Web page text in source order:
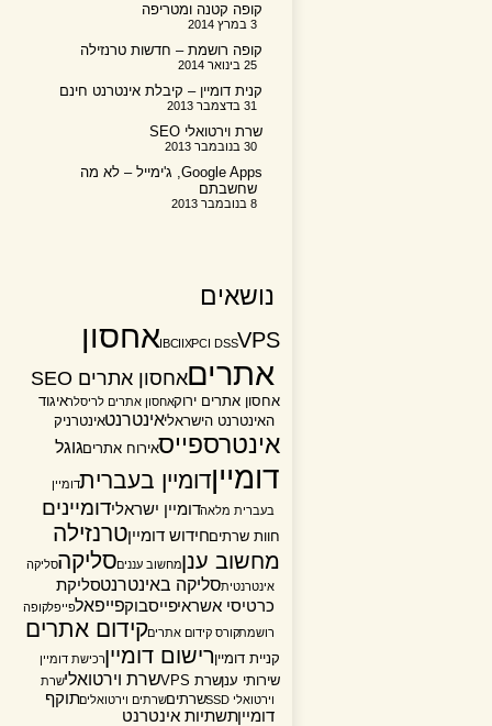
קופה קטנה ומטריפה
קופה רושמת – חדשות טרנזילה
קנית דומיין – קיבלת אינטרנט חינם
שרת וירטואלי SEO
Google Apps, ג'ימייל – לא מה
שחשבתם
נושאים
IBCIIXPCI DSSVPS
אחסון
אתריםאחסון אתרים SEO
אחסון אתרים ירוק אחסון אתרים לריסלראיגוד
האינטרנט הישראליאינטרנטאינטרניק
אינטרספייס אירוח אתריםגוגל
דומייןדומיין בעבריתדומיין
בעברית מלאהדומיין ישראלידומיינים
חוות שרתיםחידוש דומייןטרנזילה
מחשוב ענןמחשוב ענניםסליקהסליקה
אינטרנטיתסליקה באינטרנטסליקת
כרטיסי אשראיפייסבוקפייפאלפייפלקופה
רושמתקורס קידום אתריםקידום אתרים
קניית דומייןרישום דומייןרכישת דומיין
שירותי ענןשרת VPS שרת וירטואלישרת
וירטואלי SSD
שרתיםשרתים וירטואליםתוקף
דומייןתשתיות אינטרנט